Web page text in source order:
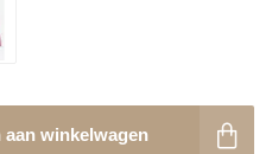
aan winkelwagen